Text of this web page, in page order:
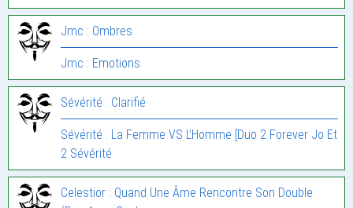
Jmc : Ombres
Jmc : Emotions
Sévérité : Clarifié
Sévérité : La Femme VS L’Homme [Duo 2 Forever Jo Et
2 Sévérité
Celestior : Quand Une Âme Rencontre Son Double